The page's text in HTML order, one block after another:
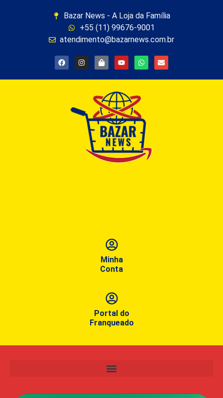
Bazar News - A Loja da Família
+55 (11) 99676-9001
atendimento@bazarnews.com.br
Minha
Conta
Portal do
Franqueado